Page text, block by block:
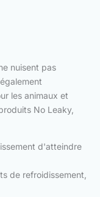
nuisent pas
les animaux et
No Leaky,
d'atteindre
de refroidissement,